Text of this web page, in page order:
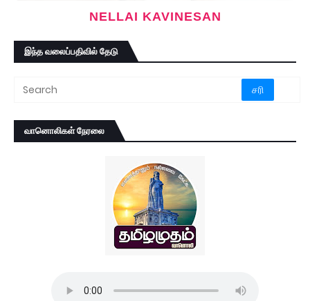
NELLAI KAVINESAN
இந்த வலைப்பதிவில் தேடு
வானொலிகள் நேரலை